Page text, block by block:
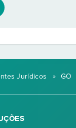
Jurídicos » GO